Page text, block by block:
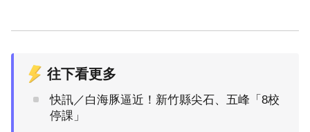
往下看更多
快訊／白海豚逼近！新竹縣尖石、五峰「8校
停課」